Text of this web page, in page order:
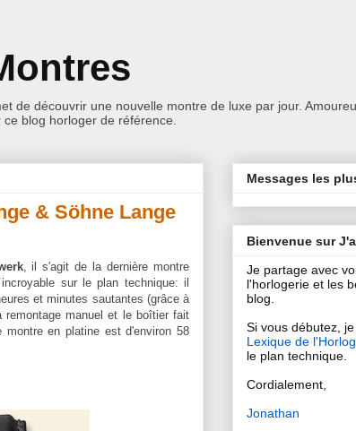
de découvrir une nouvelle montre de luxe par jour.
blog horloger de référence.
& Söhne Lange
, il s'agit de la dernière montre
sur le plan technique: il
et minutes sautantes (grâce à
remontage manuel et le boîtier fait
en platine est d'environ 58
Messages les
Bienvenue sur
Je partage avec
l'horlogerie et les
blog.
Si vous débutez,
Lexique de
le plan technique.
Cordialement,
Jonathan